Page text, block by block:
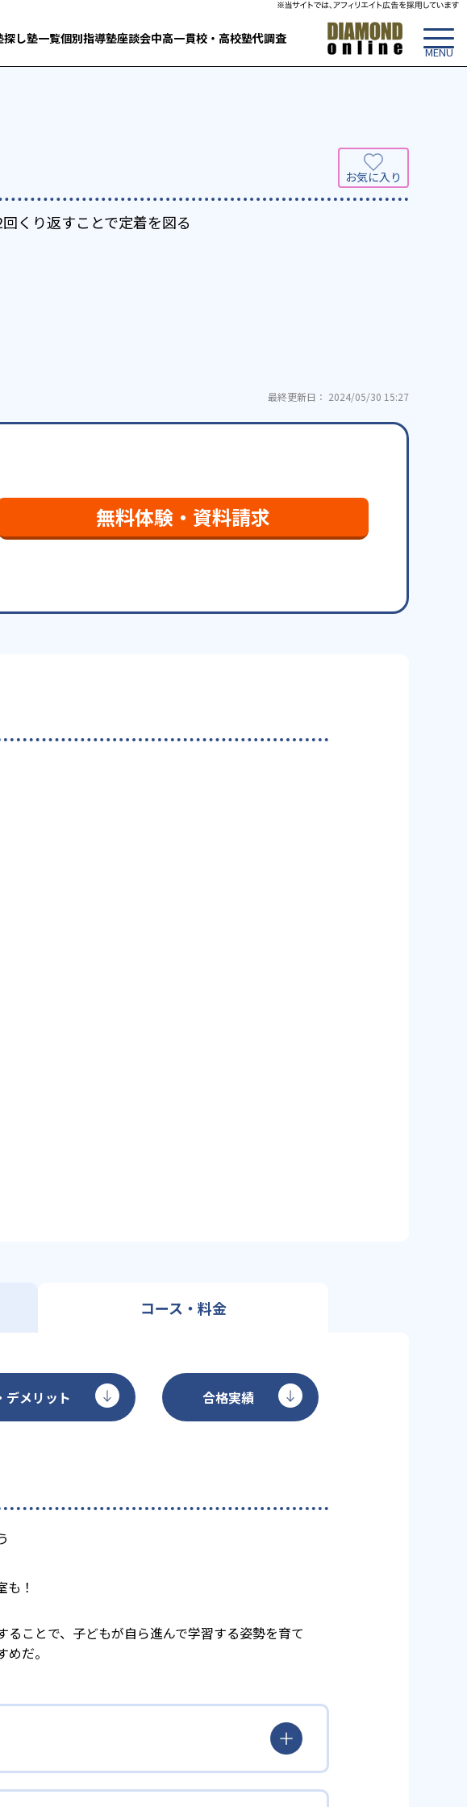
探し塾一覧個別指導塾座談会中高一貫校・高校塾代調査
くり返すことで定着を図る
最終更新日： 2024/05/30 15:27
無料体験・資料請求
コース・料金
デメリット 合格実績
！
ことで、子どもが自ら進んで学習する姿勢を育て
だ。